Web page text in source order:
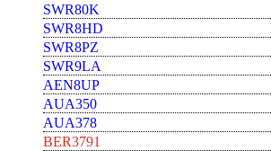
SWR80K
SWR8HD
SWR8PZ
SWR9LA
AEN8UP
AUA350
AUA378
BER3791